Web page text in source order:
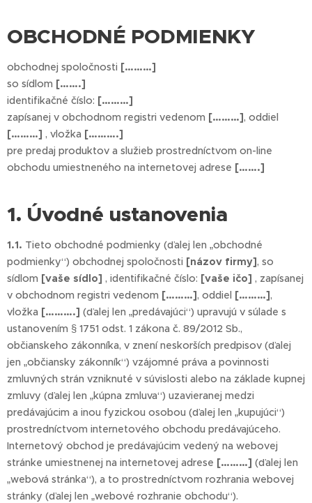
OBCHODNÉ PODMIENKY
obchodnej spoločnosti [………]
so sídlom […….]
identifikačné číslo: [………]
zapísanej v obchodnom registri vedenom [………], oddiel
[………] , vložka [……….]
pre predaj produktov a služieb prostredníctvom on-line
obchodu umiestneného na internetovej adrese […….]
1. Úvodné ustanovenia
1.1. Tieto obchodné podmienky (ďalej len „obchodné
podmienky“) obchodnej spoločnosti [názov firmy], so
sídlom [vaše sídlo] , identifikačné číslo: [vaše ičo] , zapísanej
v obchodnom registri vedenom [………], oddiel [………],
vložka [……….] (ďalej len „predávajúci“) upravujú v súlade s
ustanovením § 1751 odst. 1 zákona č. 89/2012 Sb.,
občianskeho zákonníka, v znení neskorších predpisov (ďalej
jen „občiansky zákonník“) vzájomné práva a povinnosti
zmluvných strán vzniknuté v súvislosti alebo na základe kupnej
zmluvy (ďalej len „kúpna zmluva“) uzavieranej medzi
predávajúcim a inou fyzickou osobou (ďalej len „kupujúci“)
prostredníctvom internetového obchodu predávajúceho.
Internetový obchod je predávajúcim vedený na webovej
stránke umiestnenej na internetovej adrese [………] (ďalej len
„webová stránka“), a to prostredníctvom rozhrania webovej
stránky (ďalej len „webové rozhranie obchodu“).